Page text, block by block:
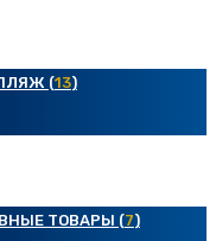
(13)
ТОВАРЫ (7)